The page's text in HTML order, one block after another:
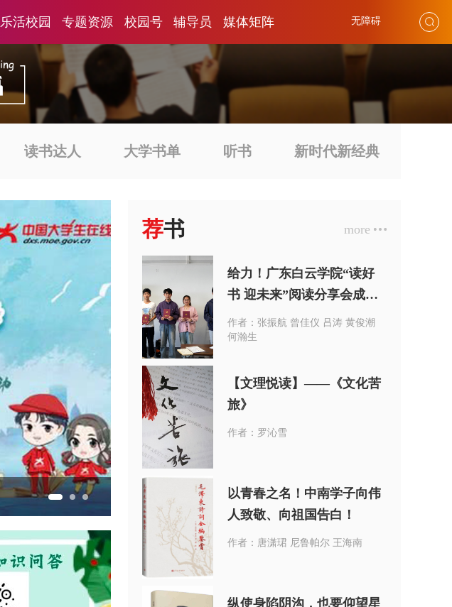
乐活校园 专题资源 校园号 辅导员 媒体矩阵 无障碍
读书达人 大学书单 听书 新时代新经典
关于“新时代新青年读新经典”校园阅读征集展示活
荐书 more
给力！广东白云学院“读好
书 迎未来”阅读分享会成功
举办
作者：张振航 曾佳仪 吕涛 黄俊潮
何瀚生
【文理悦读】——《文化苦
旅》
作者：罗沁雪
以青春之名！中南学子向伟
人致敬、向祖国告白！
作者：唐潇珺 尼鲁帕尔 王海南
纵使身陷阴沟，也要仰望星